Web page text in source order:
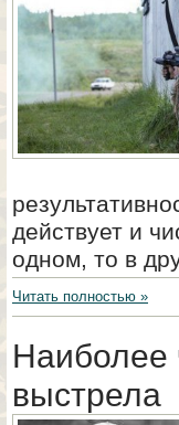
действует и
одном, то в
Читать полностью »
Наиболее
выстрела